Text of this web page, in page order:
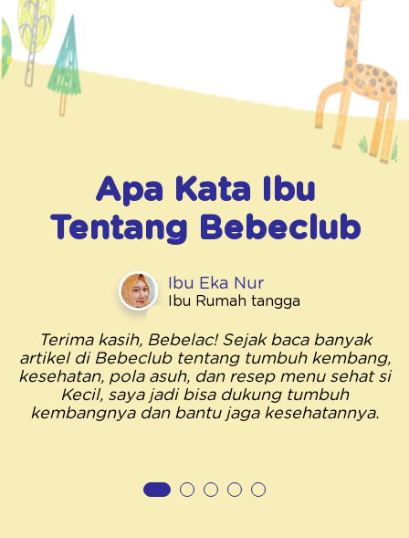
Apa Kata Ibu
Tentang Bebeclub
Ibu Eka Nur
Ibu Rumah tangga
Terima kasih, Bebelac! Sejak baca banyak
artikel di Bebeclub tentang tumbuh kembang,
kesehatan, pola asuh, dan resep menu sehat si
Kecil, saya jadi bisa dukung tumbuh
kembangnya dan bantu jaga kesehatannya.